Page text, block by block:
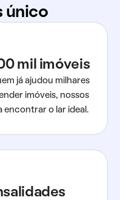
único
mil imóveis
já ajudou milhares
imóveis, nossos
encontrar o lar ideal.